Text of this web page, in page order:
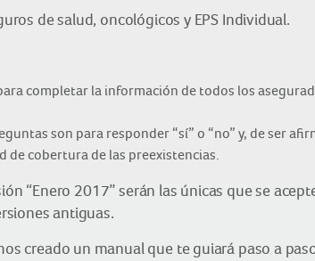
de salud, oncológicos y EPS Individual.
completar la información de todos los
son para responder “sí” o “no” y, de ser
cobertura de las preexistencias.
“Enero 2017” serán las únicas que se
antiguas.
creado un manual que te guiará paso a